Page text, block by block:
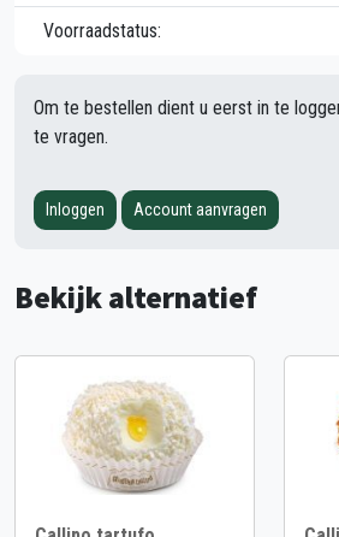
Voorraadstatus:
Om te bestellen dient u eerst in te
te vragen.
Inloggen Account aanvragen
Bekijk alternatief